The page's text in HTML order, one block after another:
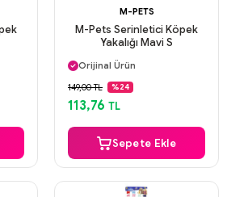
M-PETS
M-Pets Serinletici Köpek
Yakalığı Mavi S
Aynı Gün Kargo
Orijinal Ürün
Güvenli Ödeme
Aynı Gün Kargo
149,00 TL %24
113,76 TL
Sepete Ekle